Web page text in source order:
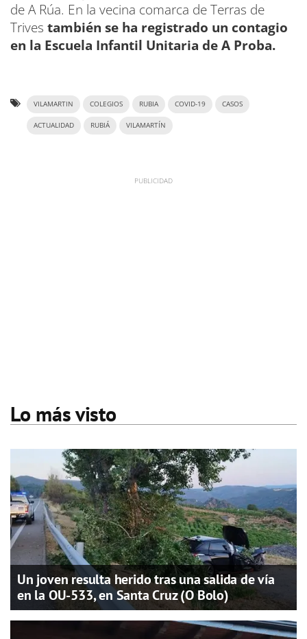
de A Rúa. En la vecina comarca de Terras de
Trives también se ha registrado un contagio
en la Escuela Infantil Unitaria de A Proba.
VILAMARTIN COLEGIOS RUBIA COVID-19 CASOS
ACTUALIDAD RUBIÁ VILAMARTÍN
Lo más visto
Un joven resulta herido tras una salida de vía
en la OU-533, en Santa Cruz (O Bolo)